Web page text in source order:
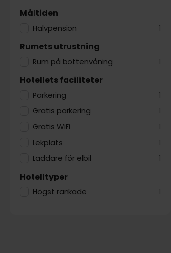
Måltiden
Halvpension 1
Rumets utrustning
Rum på bottenvåning 1
Hotellets faciliteter
Parkering 1
Gratis parkering 1
Gratis WiFi 1
Lekplats 1
Laddare för elbil 1
Hotelltyper
Högst rankade 1